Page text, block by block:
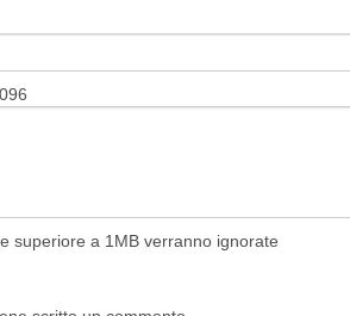
superiore a 1MB verranno ignorate